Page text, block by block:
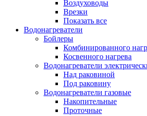
Воздуховоды
Врезки
Показать все
Водонагреватели
Бойлеры
Комбинированного
Косвенного нагрева
Водонагреватели
Над раковиной
Под раковину
Водонагреватели газовые
Накопительные
Проточные